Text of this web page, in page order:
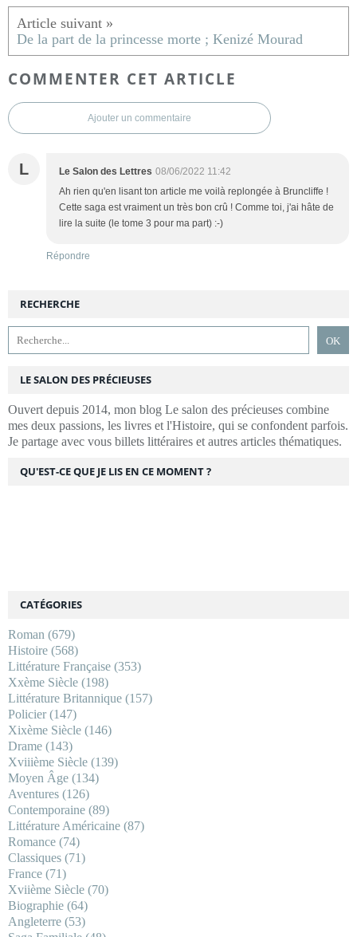
De la part de la princesse morte ; Kenizé Mourad
COMMENTER CET ARTICLE
Ajouter un commentaire
L Le Salon des Lettres 08/06/2022 11:42
Ah rien qu'en lisant ton article me voilà replongée à Bruncliffe !
Cette saga est vraiment un très bon crû ! Comme toi, j'ai hâte de
lire la suite (le tome 3 pour ma part) :-)
Répondre
RECHERCHE
LE SALON DES PRÉCIEUSES
Ouvert depuis 2014, mon blog Le salon des précieuses combine
mes deux passions, les livres et l'Histoire, qui se confondent parfois.
Je partage avec vous billets littéraires et autres articles thématiques.
CATÉGORIES
Roman (679)
Histoire (568)
Littérature Française (353)
Xxème Siècle (198)
Littérature Britannique (157)
Policier(147)
Xixème Siècle (146)
Drame (143)
Xviiième Siècle (139)
Moyen Âge (134)
Aventures (126)
Contemporaine (89)
Littérature Américaine (87)
Romance (74)
Classiques (71)
France (71)
Xviième Siècle (70)
Biographie (64)
Angleterre (53)
QU'EST-CE QUE JE LIS EN CE MOMENT ?